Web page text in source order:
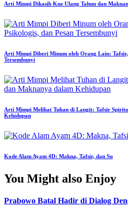
Arti Mimpi Dikasih Kue Ulang Tahun dan
Arti Mimpi Diberi Minum oleh Orang Lain: Tafsir,
Tersembunyi
Arti Mimpi Melihat Tuhan di Langit: Tafsir
Kehidupan
Kode Alam Ayam 4D: Makna, Tafsir, dan Su
You Might also Enjoy
Prabowo Batal Hadir di Dialog